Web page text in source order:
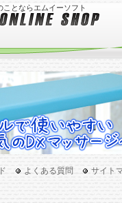
とならエムイーソフト
よくある質問 サイト